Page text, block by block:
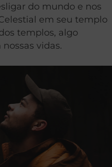
do mundo e nos
em seu templo
templos, algo
vidas.